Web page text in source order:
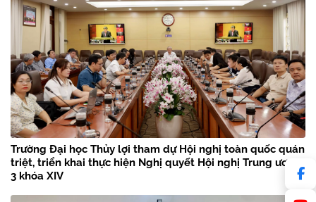
Trường Đại học Thủy lợi tham dự Hội nghị toàn quốc quán
triệt, triển khai thực hiện Nghị quyết Hội nghị Trung ương
3 khóa XIV